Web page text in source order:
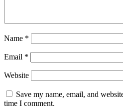
Name *
Email *
Website
Save my name, email, and
time I comment.